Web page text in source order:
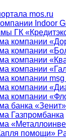
mos.ru
Indoor
ГК
компании
компании
компании
компании
компании
компании
компании
банка «Зенит»
Газпромбанка
помощи»